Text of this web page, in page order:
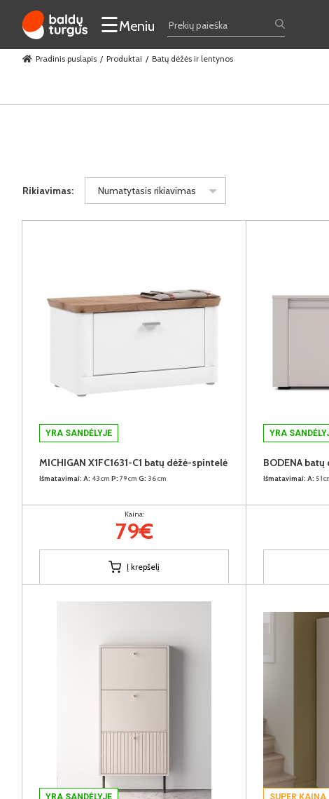
☰Meniu
Pradinis puslapis Produktai Batų dėžės ir lentynos
Rikiavimas: Numatytasis rikiavimas
YRA SANDĖLYJE
MICHIGAN X1FC1631-C1 batų dėžė-spintelė
Išmatavimai: A: 43cm P: 79cm G: 36cm
Kaina:
79€
Į krepšelį
YRA
BODENA
Išmatavimai: A:
YRA SANDĖLYJE SUPER KAINA